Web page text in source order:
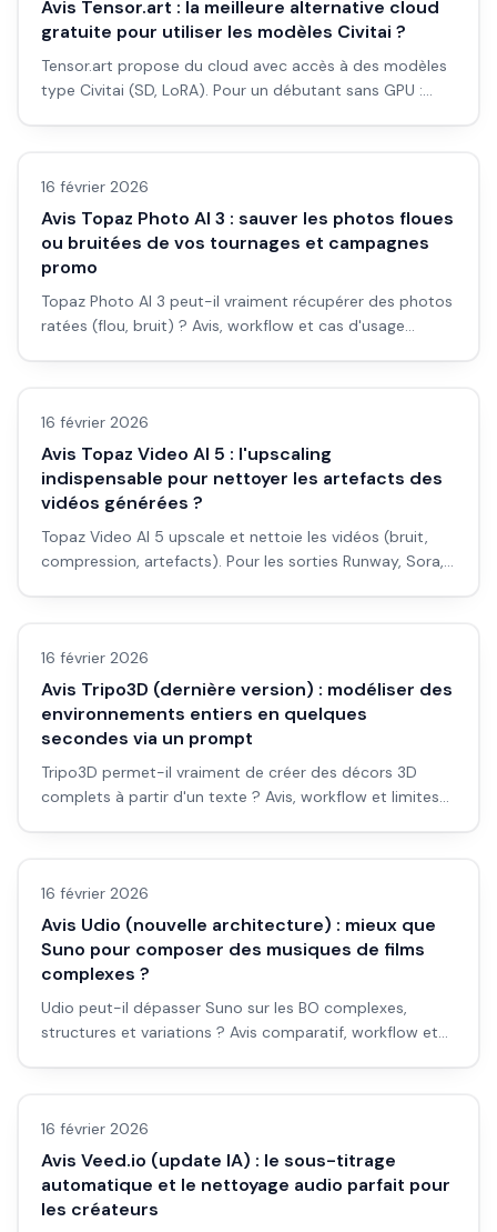
Avis Tensor.art : la meilleure alternative cloud
gratuite pour utiliser les modèles Civitai ?
Tensor.art propose du cloud avec accès à des modèles
type Civitai (SD, LoRA). Pour un débutant sans GPU :
Avis outils/services
16 février 2026
Avis Topaz Photo AI 3 : sauver les photos floues
ou bruitées de vos tournages et campagnes
promo
Topaz Photo AI 3 peut-il vraiment récupérer des photos
ratées (flou, bruit) ? Avis, workflow et cas d'usage
Avis outils/services
16 février 2026
Avis Topaz Video AI 5 : l'upscaling
indispensable pour nettoyer les artefacts des
vidéos générées ?
Topaz Video AI 5 upscale et nettoie les vidéos (bruit,
compression, artefacts). Pour les sorties Runway, Sora,
Avis outils/services
16 février 2026
Avis Tripo3D (dernière version) : modéliser des
environnements entiers en quelques
secondes via un prompt
Tripo3D permet-il vraiment de créer des décors 3D
complets à partir d'un texte ? Avis, workflow et limites
Avis outils/services
16 février 2026
Avis Udio (nouvelle architecture) : mieux que
Suno pour composer des musiques de films
complexes ?
Udio peut-il dépasser Suno sur les BO complexes,
structures et variations ? Avis comparatif, workflow et
Avis outils/services
16 février 2026
Avis Veed.io (update IA) : le sous-titrage
automatique et le nettoyage audio parfait pour
les créateurs